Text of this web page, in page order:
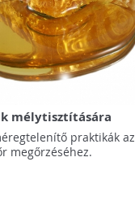
mélytisztítására
praktikák az
megőrzéséhez.